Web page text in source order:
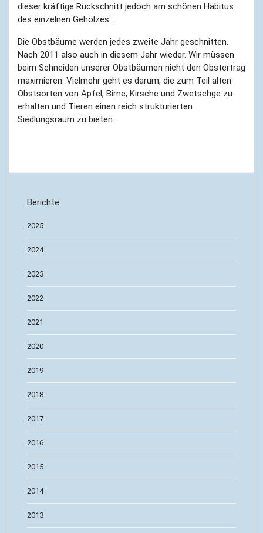
dieser kräftige Rückschnitt jedoch am schönen Habitus
des einzelnen Gehölzes…
Die Obstbäume werden jedes zweite Jahr geschnitten.
Nach 2011 also auch in diesem Jahr wieder. Wir müssen
beim Schneiden unserer Obstbäumen nicht den Obstertrag
maximieren. Vielmehr geht es darum, die zum Teil alten
Obstsorten von Apfel, Birne, Kirsche und Zwetschge zu
erhalten und Tieren einen reich strukturierten
Siedlungsraum zu bieten.
Berichte
2025
2024
2023
2022
2021
2020
2019
2018
2017
2016
2015
2014
2013